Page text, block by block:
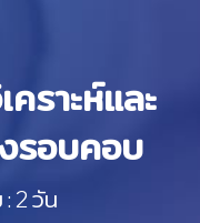
ราะห์และ
รอบคอบ
: 2 วัน